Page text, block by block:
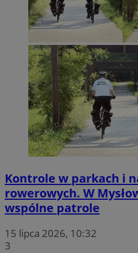
Kontrole w parkach i
rowerowych. W
wspólne patrole
15 lipca 2026, 10:32
3